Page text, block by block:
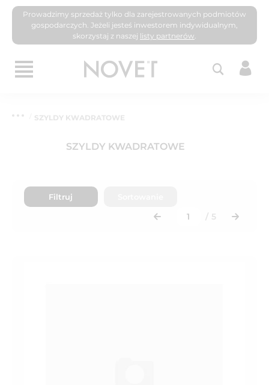
Prowadzimy sprzedaż tylko dla zarejestrowanych podmiotów
gospodarczych. Jeżeli jesteś inwestorem indywidualnym,
skorzystaj z naszej listy partnerów.
SZYLDY KWADRATOWE
SZYLDY KWADRATOWE
Filtruj
/ 5